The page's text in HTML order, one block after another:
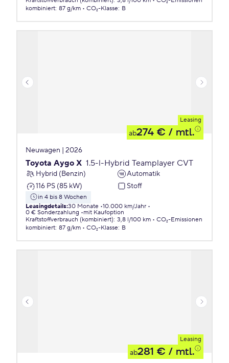
kombiniert: 87 g/km CO₂-Klasse: B
Leasing
ab274 € / mtl.
Neuwagen | 2026
Toyota Aygo X 1.5-l-Hybrid Teamplayer CVT
Hybrid (Benzin)
Automatik
116 PS (85 kW)
Stoff
in 4 bis 8 Wochen
Leasingdetails:30 Monate 10.000 km/Jahr
0 € Sonderzahlung
mit Kaufoption
Kraftstoffverbrauch (kombiniert): 3,8 l/100 km
CO₂-Emissionen
kombiniert: 87 g/km CO₂-Klasse: B
Leasing
ab281 € / mtl.